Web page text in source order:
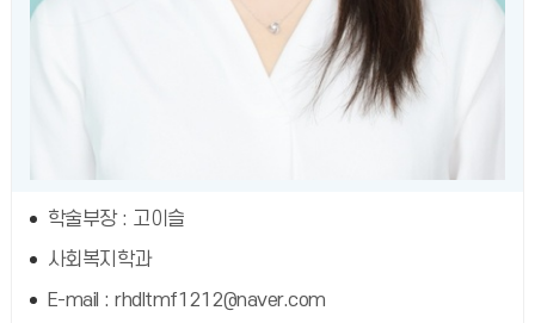
학술부장 : 고이슬
사회복지학과
E-mail : rhdltmf1212@naver.com